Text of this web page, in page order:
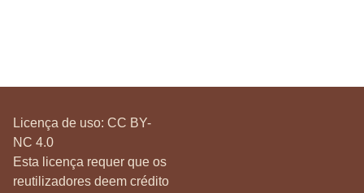
Licença de uso: CC BY-
NC 4.0
Esta licença requer que os
reutilizadores deem crédito